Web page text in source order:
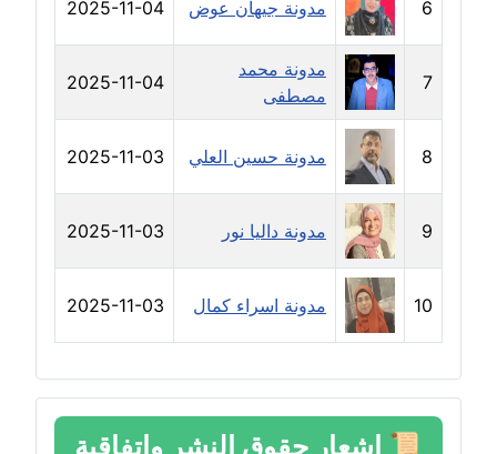
مدونة دعاء الشاهد
عاملة
مدونة دينا عاصم
عاملة
مدونة دينا منير
عاملة
مدونة راقية الدويك
عاملة
عاملة
مدونة رجاء دياب
6 مدونة جيهان عوض 2025-11-04
7
مدونة محمد
مصطفى
2025-11-04
8 مدونة حسين العلي 2025-11-03
9 مدونة داليا نور 2025-11-03
10 مدونة اسراء كمال 2025-11-03
📜 إشعار حقوق النشر واتفاقية